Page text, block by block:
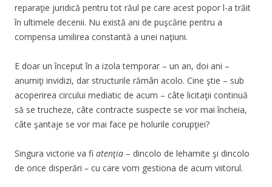
reparaţie juridică pentru tot răul pe care acest popor l-a trăit
în ultimele decenii. Nu există ani de puşcărie pentru a
compensa umilirea constantă a unei naţiuni.
E doar un început în a izola temporar – un an, doi ani –
anumiţi invidizi, dar structurile rămân acolo. Cine ştie – sub
acoperirea circului mediatic de acum – câte licitaţii continuă
să se trucheze, câte contracte suspecte se vor mai încheia,
câte şantaje se vor mai face pe holurile corupţiei?
Singura victorie va fi atenţia – dincolo de lehamite şi dincolo
de orice disperări – cu care vom gestiona de acum viitorul.